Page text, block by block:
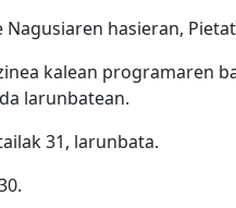
Nagusiaren hasieran,
kalean programaren
larunbatean.
31, larunbata.